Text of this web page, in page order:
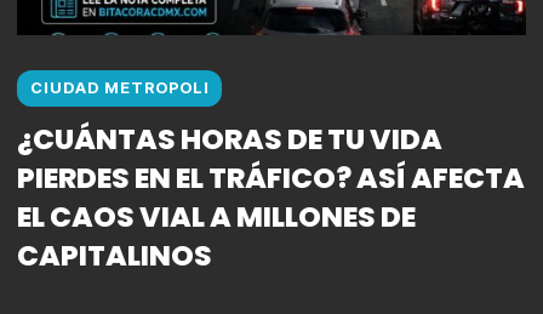
CIUDAD METROPOLI
¿CUÁNTAS HORAS DE TU VIDA
PIERDES EN EL TRÁFICO? ASÍ AFECTA
EL CAOS VIAL A MILLONES DE
CAPITALINOS